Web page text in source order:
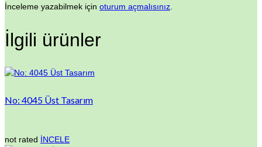
İnceleme yazabilmek için oturum açmalısınız
İlgili ürünler
No: 4045 Üst Tasarım
not rated İNCELE